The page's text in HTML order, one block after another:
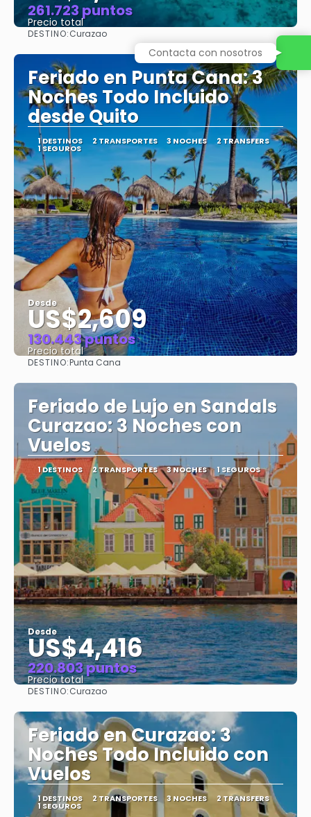
261.723 puntos
Precio total
Ver
DESTINO:Curazao
Feriado en Punta Cana: 3
Noches Todo Incluido
desde Quito
1 DESTINOS 2 TRANSPORTES 3 NOCHES 2 TRANSFERS
1 SEGUROS
Desde
US$2,609
130.443 puntos
Precio total
DESTINO:Punta Cana
Feriado de Lujo en Sandals
Curazao: 3 Noches con
Vuelos
1 DESTINOS 2 TRANSPORTES 3 NOCHES 1 SEGUROS
Desde
US$4,416
220.803 puntos
Precio total
DESTINO:Curazao
Feriado en Curazao: 3
Noches Todo Incluido con
Vuelos
1 DESTINOS 2 TRANSPORTES 3 NOCHES 2 TRANSFERS
1 SEGUROS
Contacta con nosotros